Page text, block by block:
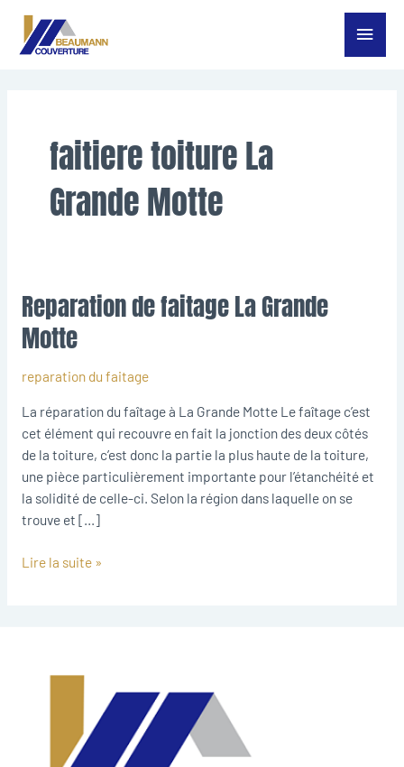
Aller
Menu
faitiere toiture La
Grande Motte
Reparation de faitage La Grande
Motte
reparation du faitage
La réparation du faîtage à La Grande Motte Le faîtage c’est
cet élément qui recouvre en fait la jonction des deux côtés
de la toiture, c’est donc la partie la plus haute de la toiture,
une pièce particulièrement importante pour l’étanchéité et
la solidité de celle-ci. Selon la région dans laquelle on se
trouve et […]
Reparation
de
faitage
Grande
Motte
Lire la suite »